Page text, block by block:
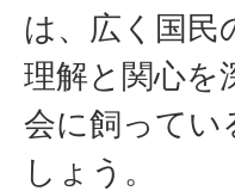
は、広く国民
理解と関心を
会に飼ってい
しょう。